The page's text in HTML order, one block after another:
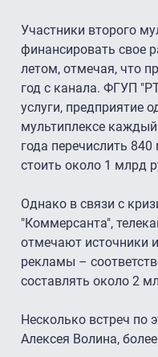
Участники второго
финансировать свое
летом, отмечая, что
год с канала. ФГУП
услуги, предприятие
мультиплексе
года перечислить
стоить около 1 млрд
Однако в связи с
"Коммерсанта",
отмечают источники
рекламы –
составлять около 2
Несколько встреч по
Алексея Волина,